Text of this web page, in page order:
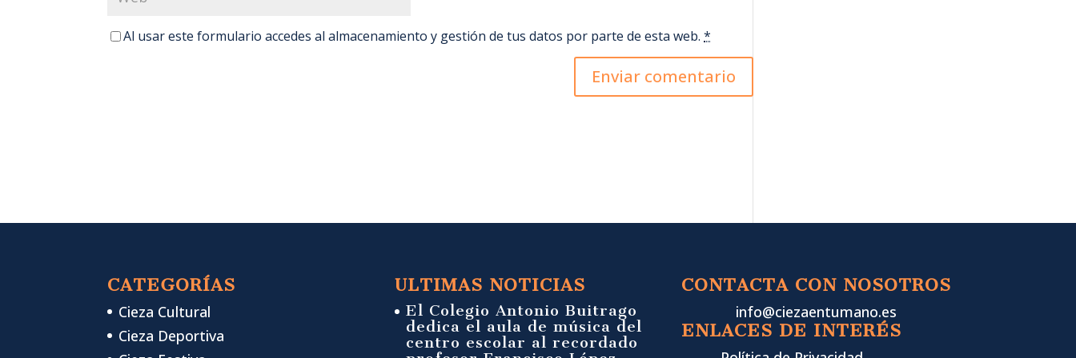
Al usar este formulario accedes al almacenamiento y gestión de tus datos por parte de esta web.*
CATEGORÍAS
Cieza Cultural
Cieza Deportiva
ULTIMAS NOTICIAS
El Colegio Antonio Buitrago
dedica el aula de música del
centro escolar al recordado
CONTACTA CON NOSOTROS
info@ciezaentumano.es
ENLACES DE INTERÉS